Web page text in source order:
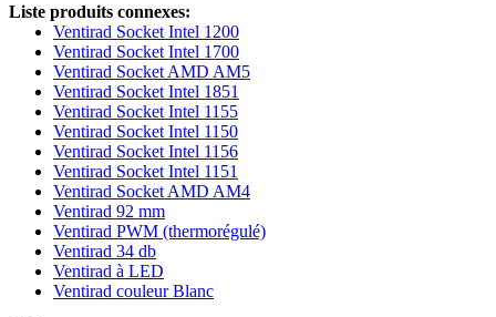
Liste produits connexes:
Ventirad Socket Intel 1200
Ventirad Socket Intel 1700
Ventirad Socket AMD AM5
Ventirad Socket Intel 1851
Ventirad Socket Intel 1155
Ventirad Socket Intel 1150
Ventirad Socket Intel 1156
Ventirad Socket Intel 1151
Ventirad Socket AMD AM4
Ventirad 92 mm
Ventirad PWM (thermorégulé)
Ventirad 34 db
Ventirad à LED
Ventirad couleur Blanc